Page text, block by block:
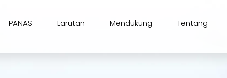
PANAS Larutan Mendukung Tentang